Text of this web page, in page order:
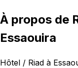
À propos de
Essaouira
Hôtel / Riad à